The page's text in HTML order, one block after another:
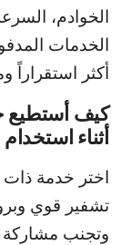
الخوادم،
الخدمات
أكثر استقراراً
كيف
أثناء استخدام VPN؟
وتجنب مشاركة